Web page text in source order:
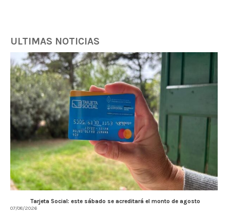
ULTIMAS NOTICIAS
Tarjeta Social: este sábado se acreditará el monto de agosto
07/08/2026